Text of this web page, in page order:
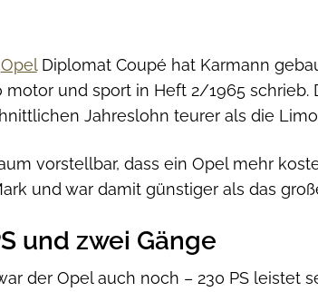
OpelDiplomat Coupé hat Karmann
motor und sport in Heft 2/1965
Jahreslohn teurer als die
vorstellbar, dass ein Opel mehr
und war damit günstiger als das
und zwei Gänge
der Opel auch noch – 230 PS leistet